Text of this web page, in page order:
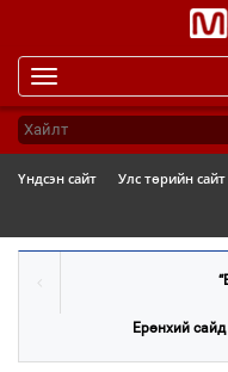
Үндсэн сайт Улс төрийн сайт
Ерөнхий